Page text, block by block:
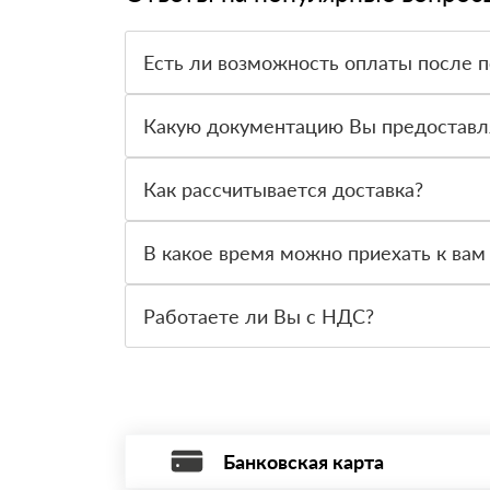
Есть ли возможность оплаты после
вправе от него отказаться.
Какую документацию Вы
Как рассчитывается доставка?
стоимости и сроков доставки, которые
В какое время можно приехать к вам
Работаете ли Вы с НДС?
Банковская карта